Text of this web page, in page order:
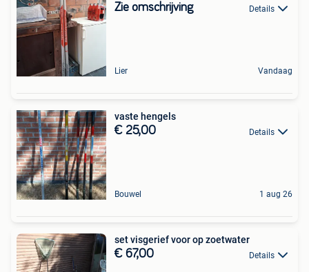
Zie omschrijving Details
Lier Vandaag
vaste hengels
€ 25,00 Details
Bouwel 1 aug 26
set visgerief voor op zoetwater
€ 67,00 Details